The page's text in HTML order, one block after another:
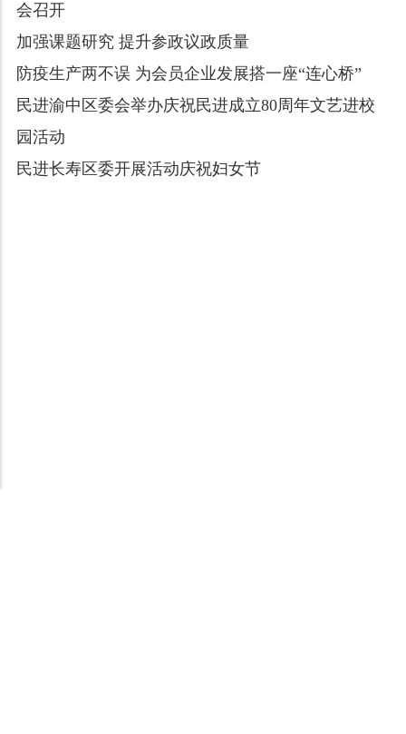
会召开
加强课题研究 提升参政议政质量
防疫生产两不误 为会员企业发展搭一座“连心桥”
民进渝中区委会举办庆祝民进成立80周年文艺进校
园活动
民进长寿区委开展活动庆祝妇女节